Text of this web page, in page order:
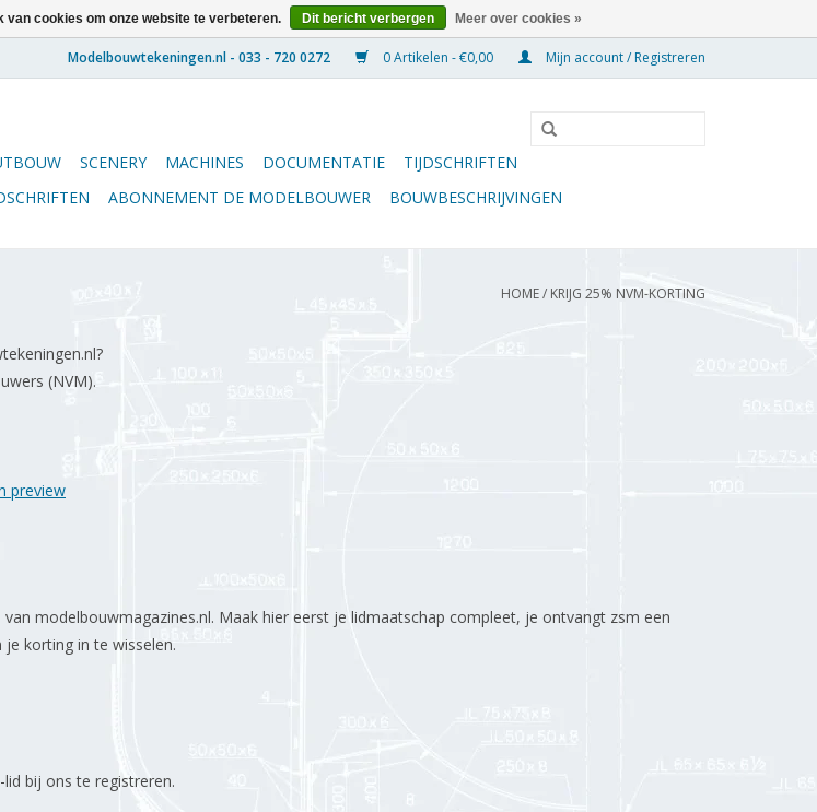
0 Artikelen - €0,00 Mijn account / Registreren
SCENERY MACHINES DOCUMENTATIE
TIJDSCHRIFTEN
ABONNEMENT DE MODELBOUWER BOUWBESCHRIJVINGEN
HOME/ KRIJG 25% NVM-KORTING
(NVM).
preview
modelbouwmagazines.nl. Maak hier eerst je lidmaatschap compleet, je ontvangt zsm een
korting in te wisselen.
bij ons te registreren.
van cookies om onze website te verbeteren. Dit bericht verbergen Meer over cookies »